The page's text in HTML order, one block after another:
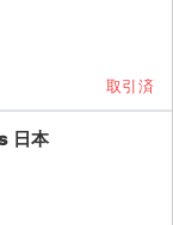
取引済
日本